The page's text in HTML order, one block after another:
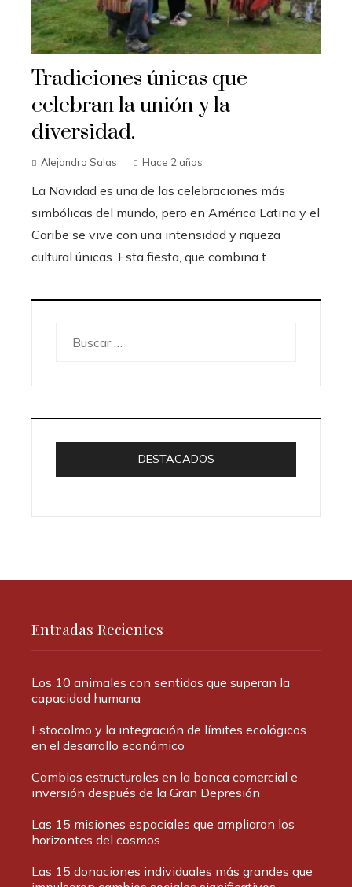
Tradiciones únicas que
celebran la unión y la
diversidad.
Alejandro Salas Hace 2 años
La Navidad es una de las celebraciones más
simbólicas del mundo, pero en América Latina y el
Caribe se vive con una intensidad y riqueza
cultural únicas. Esta fiesta, que combina t...
DESTACADOS
Entradas Recientes
Los 10 animales con sentidos que superan la
capacidad humana
Estocolmo y la integración de límites ecológicos
en el desarrollo económico
Cambios estructurales en la banca comercial e
inversión después de la Gran Depresión
Las 15 misiones espaciales que ampliaron los
horizontes del cosmos
Las 15 donaciones individuales más grandes que